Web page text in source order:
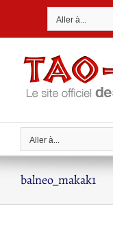
Aller à...
Aller à...
balneo_makak1